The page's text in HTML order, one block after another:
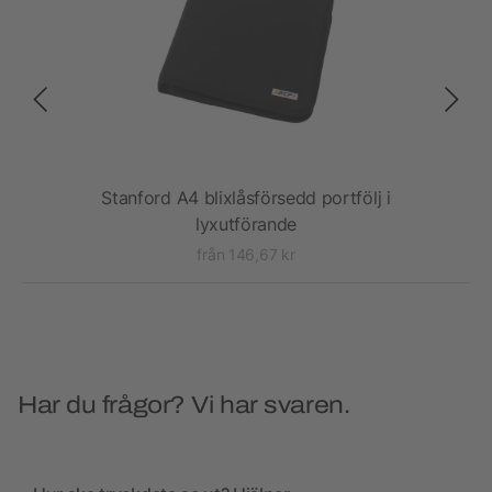
Stanford A4 blixlåsförsedd portfölj i
lyxutförande
från 146,67 kr
Har du frågor? Vi har svaren.